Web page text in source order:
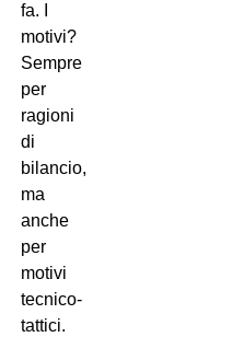
fa. I
motivi?
Sempre
per
ragioni
di
bilancio,
ma
anche
per
motivi
tecnico-
tattici.